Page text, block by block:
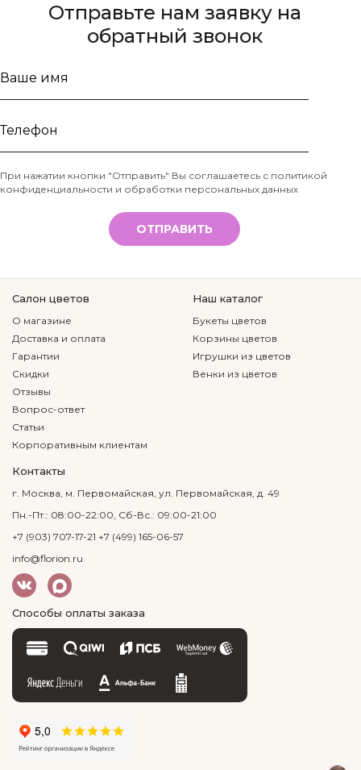
Отправьте нам заявку на
обратный звонок
Ваше
Телефон
*
При нажатии кнопки "Отправить" Вы соглашаетесь с политикой
конфиденциальности и обработки персональных данных
ОТПРАВИТЬ
Салон цветов
О магазине
Доставка и оплата
Гарантии
Скидки
Отзывы
Вопрос-ответ
Статьи
Корпоративным клиентам
Наш каталог
Букеты цветов
Корзины цветов
Игрушки из цветов
Венки из цветов
Контакты
г. Москва, м. Первомайская, ул. Первомайская, д. 49
Пн.-Пт.: 08:00-22:00, Сб-Вс.: 09:00-21:00
+7 (903) 707-17-21 +7 (499) 165-06-57
info@florion.ru
Способы оплаты заказа